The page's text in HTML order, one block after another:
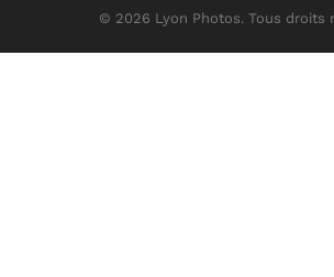
© 2026 Lyon Photos. Tous droits